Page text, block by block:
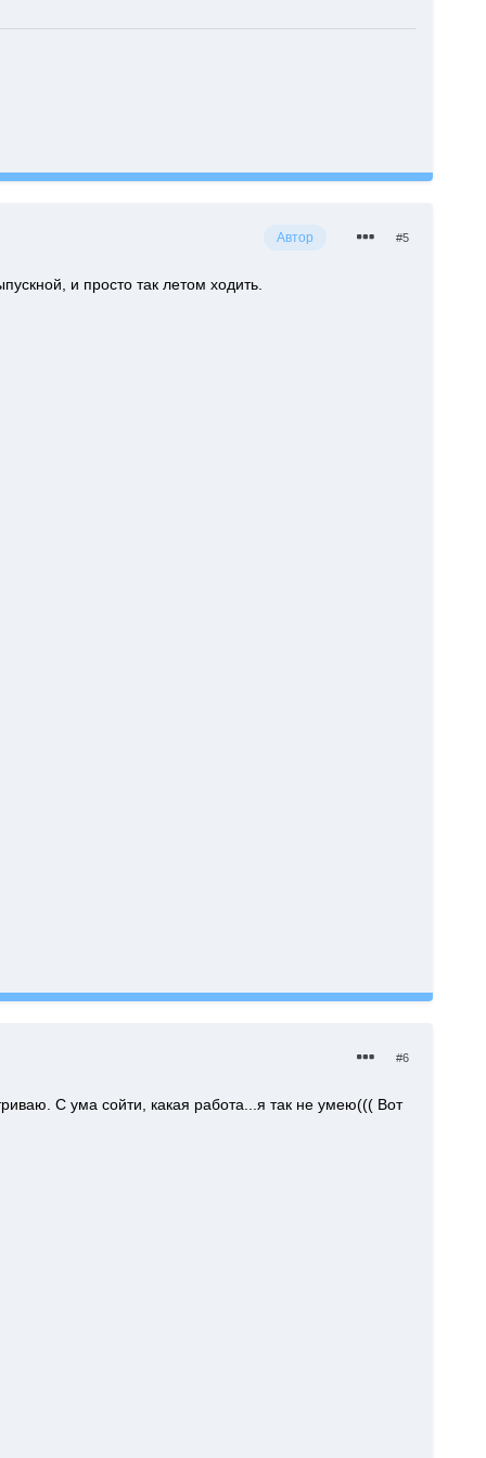
Автор #5
и просто так летом ходить.
#6
С ума сойти, какая работа...я так не умею((( Вот